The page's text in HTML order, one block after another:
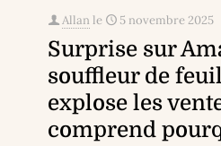
Allan le 5 novembre 2025
Surprise sur
souffleur de
explose les
comprend